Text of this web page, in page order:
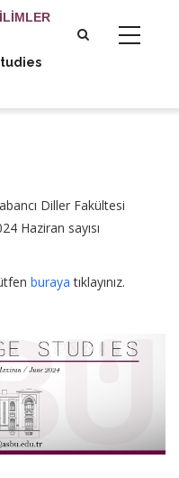
Diller Fakültesi
Haziran sayısı
buraya tıklayınız.